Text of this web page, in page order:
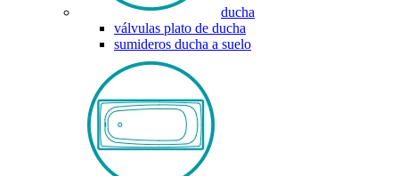
ducha
válvulas plato de ducha
sumideros ducha a suelo